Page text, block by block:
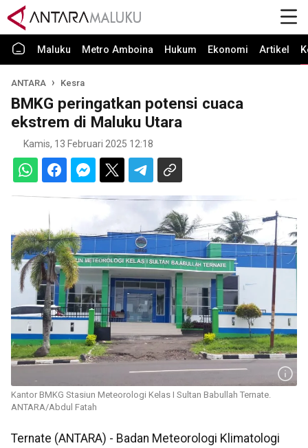
Maluku Metro Amboina Hukum Ekonomi Artikel
ANTARA Kesra
BMKG peringatkan potensi cuaca
ekstrem di Maluku Utara
Kamis, 13 Februari 2025 12:18
Kantor BMKG Stasiun Meteorologi Kelas I Sultan Babullah Ternate.
ANTARA/Abdul Fatah
Ternate (ANTARA) - Badan Meteorologi Klimatologi